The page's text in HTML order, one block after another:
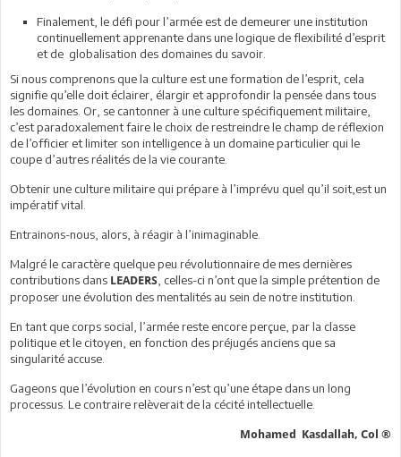
Finalement, le défi pour l’armée est de demeurer une institution
continuellement apprenante dans une logique de flexibilité d’esprit
et de globalisation des domaines du savoir.
Si nous comprenons que la culture est une formation de l’esprit, cela
signifie qu’elle doit éclairer, élargir et approfondir la pensée dans tous
les domaines. Or, se cantonner à une culture spécifiquement militaire,
c’est paradoxalement faire le choix de restreindre le champ de réflexion
de l’officier et limiter son intelligence à un domaine particulier qui le
coupe d’autres réalités de la vie courante.
Obtenir une culture militaire qui prépare à l’imprévu quel qu’il soit,est un
impératif vital.
Entrainons-nous, alors, à réagir à l’inimaginable.
Malgré le caractère quelque peu révolutionnaire de mes dernières
contributions dans LEADERS , celles-ci n’ont que la simple prétention de
proposer une évolution des mentalités au sein de notre institution.
En tant que corps social, l’armée reste encore perçue, par la classe
politique et le citoyen, en fonction des préjugés anciens que sa
singularité accuse.
Gageons que l’évolution en cours n’est qu’une étape dans un long
processus. Le contraire relèverait de la cécité intellectuelle.
Mohamed Kasdallah, Col ®